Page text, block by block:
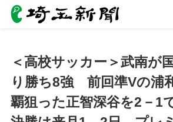
＜高校サッカー＞武南が
り勝ち8強 前回準Vの浦
覇狙った正智深谷を2－1